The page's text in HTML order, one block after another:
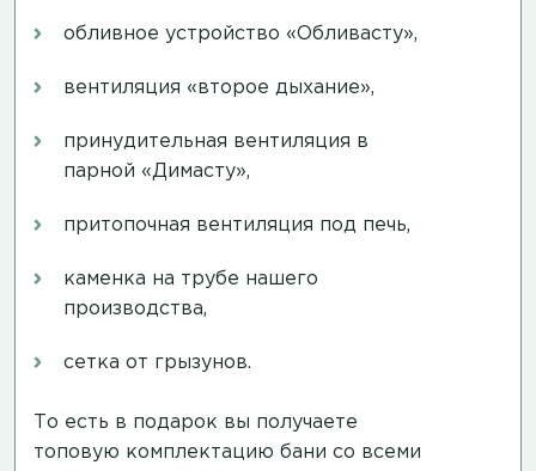
обливное устройство «Обливасту»,
вентиляция «второе дыхание»,
принудительная вентиляция в
парной «Димасту»,
притопочная вентиляция под печь,
каменка на трубе нашего
производства,
сетка от грызунов.
То есть в подарок вы получаете
топовую комплектацию бани со всеми